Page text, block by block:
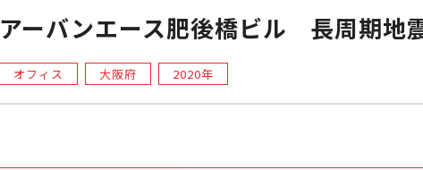
アーバンエース肥後橋ビル 長周期地
オフィス 大阪府 2020年